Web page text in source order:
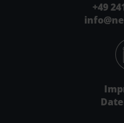
+49